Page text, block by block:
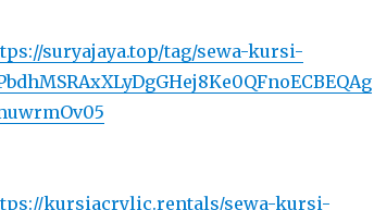
suryajaya.top/tag/sewa-kursi-
kursiacrylic.rentals/sewa-kursi-